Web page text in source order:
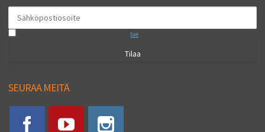
lue
Tilaa
SEURAA MEITÄ